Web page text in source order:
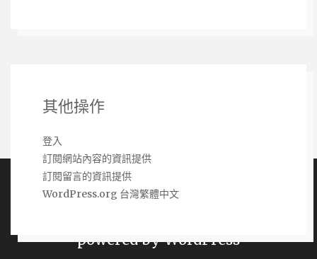
其他操作
登入
訂閱網站內容的資訊提供
訂閱留言的資訊提供
WordPress.org 台灣繁體中文
Copyright 熱銷網購商品推薦購買 2026 |
powered by WordPress